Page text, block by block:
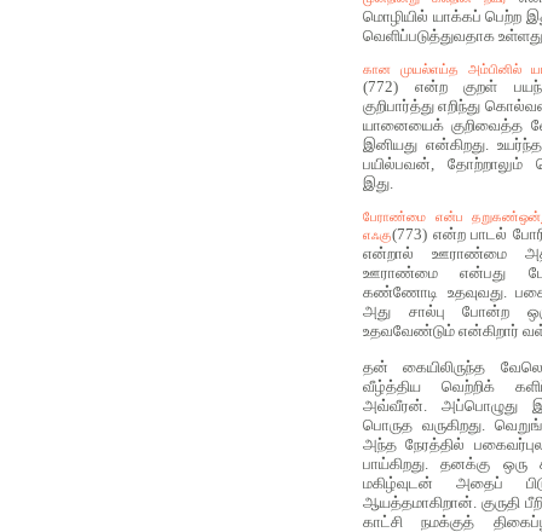
மொழியில் யாக்கப் பெற்ற
வெளிப்படுத்துவதாக
கான முயல்எய்த அம்பினில்
(772) என்ற குறள்
குறிபார்த்து எறிந்து
யானையைக் குறிவைத்த
இனியது என்கிறது.
பயில்பவன், தோற்றாலும்
இது.
பேராண்மை என்ப
எஃகு(773) என்ற பாடல்
என்றால் ஊராண்மை
ஊராண்மை என்பது
கண்ணோடி உதவுவது.
அது சால்பு போன்ற
உதவவேண்டும் என்கிறார்
தன் கையிலிருந்த
வீழ்த்திய வெற்றிக்
அவ்வீரன். அப்பொழுது
பொருத வருகிறது.
அந்த நேரத்தில்
பாய்கிறது. தனக்கு ஒரு
மகிழ்வுடன் அதைப்
ஆயத்தமாகிறான். குருதி
காட்சி நமக்குத்